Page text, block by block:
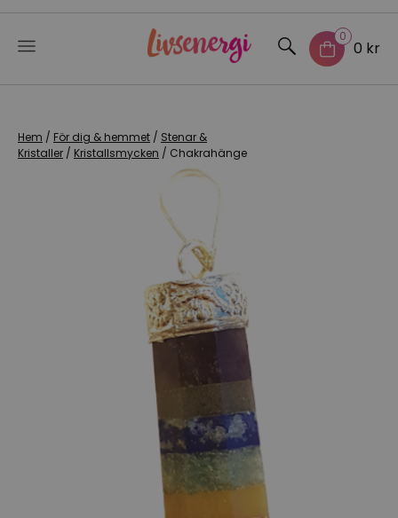
content
0
0 kr
Hem / För dig & hemmet / Stenar &
Kristaller / Kristallsmycken / Chakrahänge